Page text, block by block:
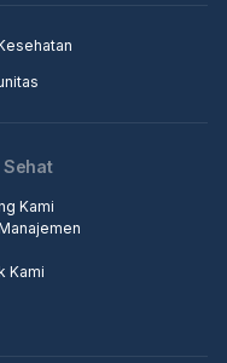
Sehat
Kami
Kami